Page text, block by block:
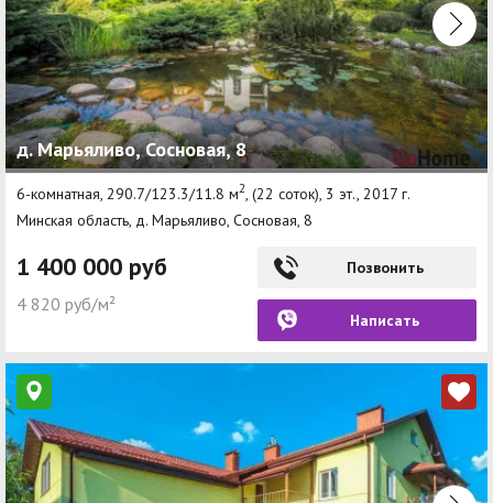
д. Марьяливо, Сосновая, 8
6-комнатная, 290.7/123.3/11.8 м2 , (22 соток), 3 эт., 2017 г.
Минская область, д. Марьяливо, Сосновая, 8
1 400 000 руб
4 820 руб/м²
Позвонить
Написать